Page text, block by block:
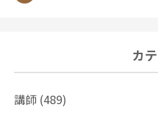
カ
講師 (489)